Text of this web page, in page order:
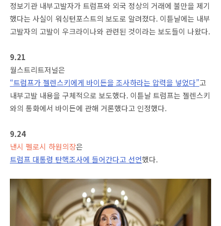
정보기관 내부고발자가 트럼프와 외국 정상의 거래에 불만을 제기
했다는 사실이 워싱턴포스트의 보도로 알려졌다. 이튿날에는 내부
고발자의 고발이 우크라이나와 관련된 것이라는 보도들이 나왔다.
9.21
월스트리트저널은
“트럼프가 젤렌스키에게 바이든을 조사하라는 압력을 넣었다”고
내부고발 내용을 구체적으로 보도했다. 이튿날 트럼프는 젤렌스키
와의 통화에서 바이든에 관해 거론했다고 인정했다.
9.24
낸시 펠로시 하원의장은
트럼프 대통령 탄핵조사에 들어간다고 선언했다.